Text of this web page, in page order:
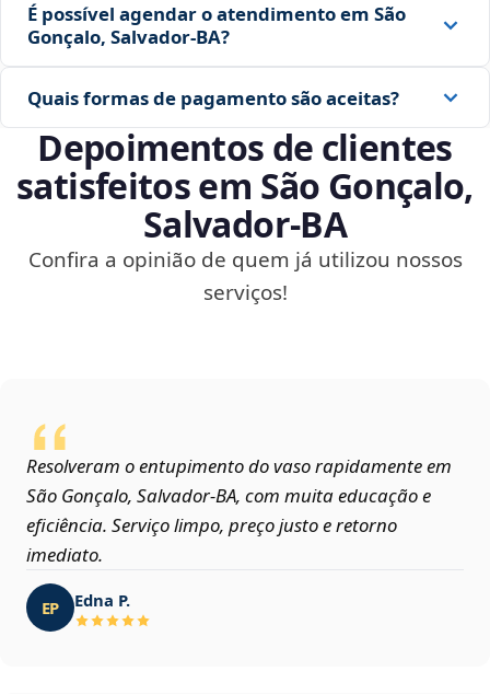
É possível agendar o atendimento em São
Gonçalo, Salvador‑BA?
Quais formas de pagamento são aceitas?
Depoimentos de clientes
satisfeitos em São Gonçalo,
Salvador‑BA
Confira a opinião de quem já utilizou nossos
serviços!
Resolveram o entupimento do vaso rapidamente em
São Gonçalo, Salvador‑BA, com muita educação e
eficiência. Serviço limpo, preço justo e retorno
imediato.
EP Edna P.